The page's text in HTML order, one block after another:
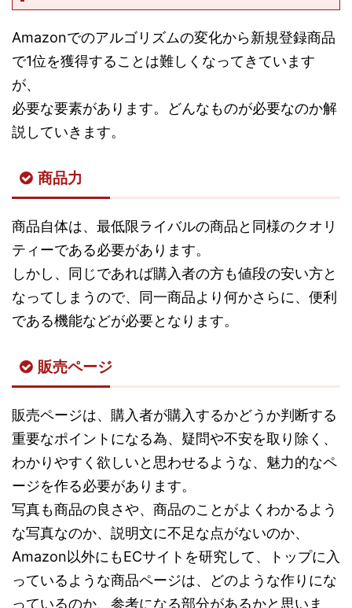
Amazonでのアルゴリズムの変化から新規登録商品
で1位を獲得することは難しくなってきています
が、
必要な要素があります。どんなものが必要なのか解
説していきます。
商品力
商品自体は、最低限ライバルの商品と同様のクオリ
ティーである必要があります。
しかし、同じであれば購入者の方も値段の安い方と
なってしまうので、同一商品より何かさらに、便利
である機能などが必要となります。
販売ページ
販売ページは、購入者が購入するかどうか判断する
重要なポイントになる為、疑問や不安を取り除く、
わかりやすく欲しいと思わせるような、魅力的なペ
ージを作る必要があります。
写真も商品の良さや、商品のことがよくわかるよう
な写真なのか、説明文に不足な点がないのか、
Amazon以外にもECサイトを研究して、トップに入
っているような商品ページは、どのような作りにな
っているのか、参考になる部分があるかと思いま